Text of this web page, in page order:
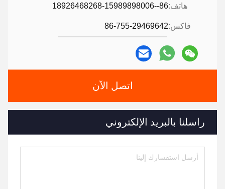
هاتف:86--18926468268-15989898006
فاكس:86-755-29469642
اتصل الآن
راسلنا بالبريد الإلكتروني